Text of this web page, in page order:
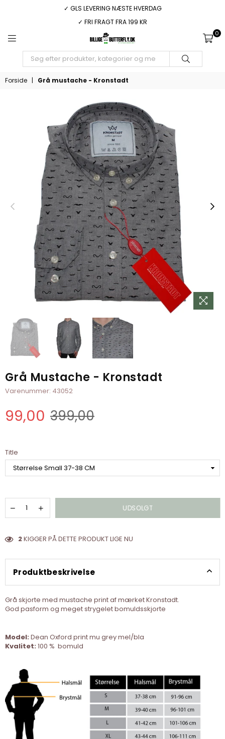
✓ GLS LEVERING NÆSTE HVERDAG
✓ FRI FRAGT FRA 199 KR
BILLIGEBUTTERFLY.DK
0
Forside | Grå mustache - Kronstadt
Grå Mustache - Kronstadt
Varenummer: 43052
Normal
99,00 399,00
Title
UDSOLGT
2KIGGER PÅ DETTE PRODUKT LIGE NU
Produktbeskrivelse
Grå skjorte med mustache print af mærket Kronstadt.
God pasform og meget strygelet bomuldsskjorte
Model: Dean Oxford print mu grey mel/bla
Kvalitet: 100 % bomuld